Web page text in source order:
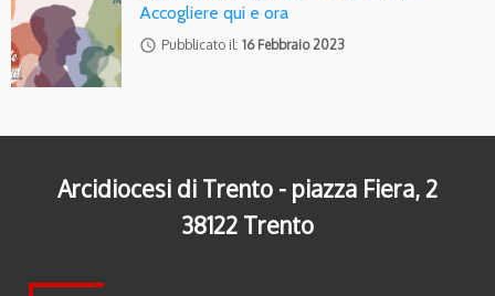
Accogliere qui e ora
access_time Pubblicato il: 16 Febbraio 2023
Arcidiocesi di Trento - piazza Fiera, 2
38122 Trento